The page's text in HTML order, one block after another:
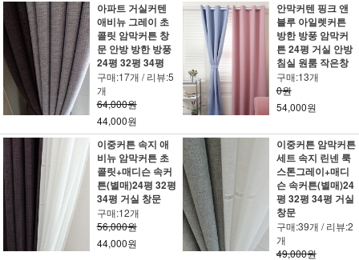
아파트 거실커텐
애비뉴 그레이 초
콜릿 암막커튼 창
문 안방 방한 방풍
24평 32평 34평
구매:17개 / 리뷰:5
개
64,000원
44,000원
안막커텐 핑크 앤
블루 아일렛커튼
방한 방풍 암막커
튼 24평 거실 안방
침실 원룸 작은창
구매:13개
0원
54,000원
이중커튼 속지 애
비뉴 암막커튼 초
콜릿+매디슨 속커
튼(별매)24평 32평
34평 거실 창문
구매:12개
56,000원
44,000원
이중커튼 암막커튼
세트 속지 린넨 룩
스톤그레이+매디
슨 속커튼(별매)24
평 32평 34평 거실
창문
구매:39개 / 리뷰:2
개
49,000원